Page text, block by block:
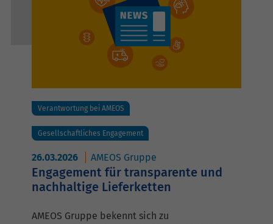
Verantwortung bei AMEOS
Gesellschaftliches Engagement
26.03.2026 AMEOS Gruppe
Engagement für transparente und
nachhaltige Lieferketten
AMEOS Gruppe bekennt sich zu